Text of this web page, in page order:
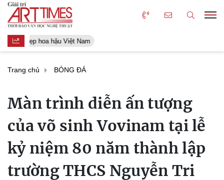
đẹp hoa hậu Việt Nam
Trang chủ BÓNG ĐÁ
Màn trình diễn ấn tượng
của võ sinh Vovinam tại lễ
kỷ niệm 80 năm thành lập
trường THCS Nguyễn Tri